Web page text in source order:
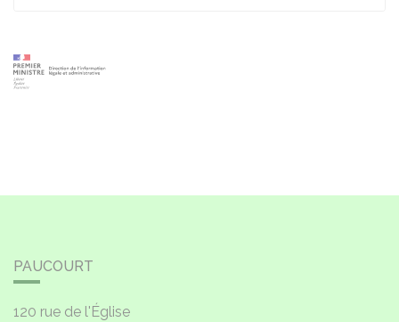
PAUCOURT
120 rue de l'Église